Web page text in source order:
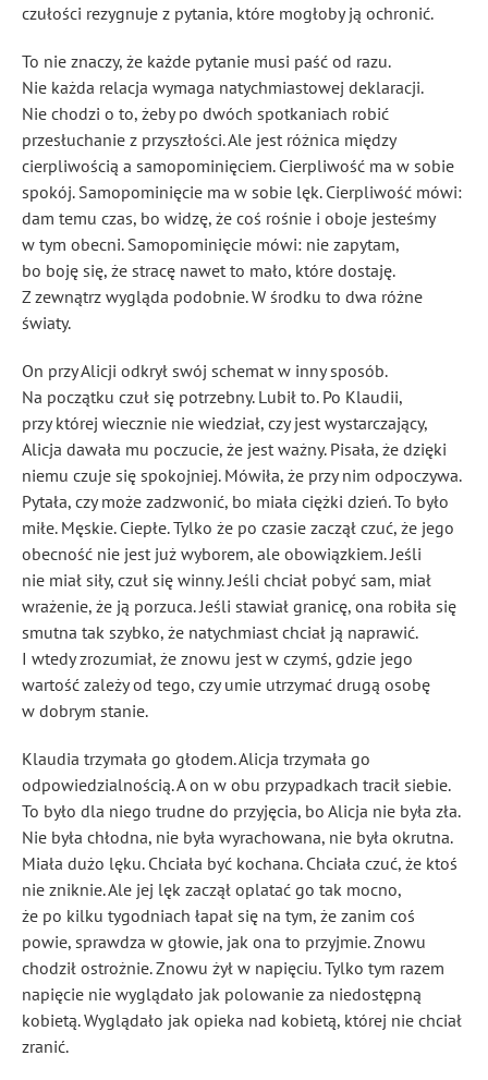
czułości rezygnuje z pytania, które mogłoby ją ochronić.
To nie znaczy, że każde pytanie musi paść od razu.
Nie każda relacja wymaga natychmiastowej deklaracji.
Nie chodzi o to, żeby po dwóch spotkaniach robić
przesłuchanie z przyszłości. Ale jest różnica między
cierpliwością a samopominięciem. Cierpliwość ma w sobie
spokój. Samopominięcie ma w sobie lęk. Cierpliwość mówi:
dam temu czas, bo widzę, że coś rośnie i oboje jesteśmy
w tym obecni. Samopominięcie mówi: nie zapytam,
bo boję się, że stracę nawet to mało, które dostaję.
Z zewnątrz wygląda podobnie. W środku to dwa różne
światy.
On przy Alicji odkrył swój schemat w inny sposób.
Na początku czuł się potrzebny. Lubił to. Po Klaudii,
przy której wiecznie nie wiedział, czy jest wystarczający,
Alicja dawała mu poczucie, że jest ważny. Pisała, że dzięki
niemu czuje się spokojniej. Mówiła, że przy nim odpoczywa.
Pytała, czy może zadzwonić, bo miała ciężki dzień. To było
miłe. Męskie. Ciepłe. Tylko że po czasie zaczął czuć, że jego
obecność nie jest już wyborem, ale obowiązkiem. Jeśli
nie miał siły, czuł się winny. Jeśli chciał pobyć sam, miał
wrażenie, że ją porzuca. Jeśli stawiał granicę, ona robiła się
smutna tak szybko, że natychmiast chciał ją naprawić.
I wtedy zrozumiał, że znowu jest w czymś, gdzie jego
wartość zależy od tego, czy umie utrzymać drugą osobę
w dobrym stanie.
Klaudia trzymała go głodem. Alicja trzymała go
odpowiedzialnością. A on w obu przypadkach tracił siebie.
To było dla niego trudne do przyjęcia, bo Alicja nie była zła.
Nie była chłodna, nie była wyrachowana, nie była okrutna.
Miała dużo lęku. Chciała być kochana. Chciała czuć, że ktoś
nie zniknie. Ale jej lęk zaczął oplatać go tak mocno,
że po kilku tygodniach łapał się na tym, że zanim coś
powie, sprawdza w głowie, jak ona to przyjmie. Znowu
chodził ostrożnie. Znowu żył w napięciu. Tylko tym razem
napięcie nie wyglądało jak polowanie za niedostępną
kobietą. Wyglądało jak opieka nad kobietą, której nie chciał
zranić.